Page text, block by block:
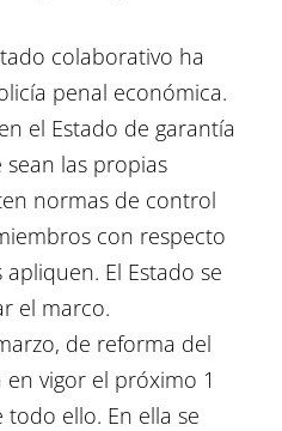
colaborativo ha
penal económica.
el Estado de garantía
las propias
normas de control
con respecto
El Estado se
el marco.
de reforma del
vigor el próximo 1
ello. En ella se